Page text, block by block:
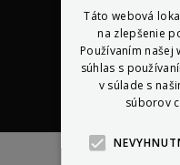
7
2
Táto webová
na zlepšenie
Používaním
súhlas s
v súlade s
súborov